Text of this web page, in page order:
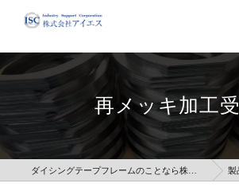
再メッキ加工
ダイシングテープフレームのことなら株式会社アイエス 製品